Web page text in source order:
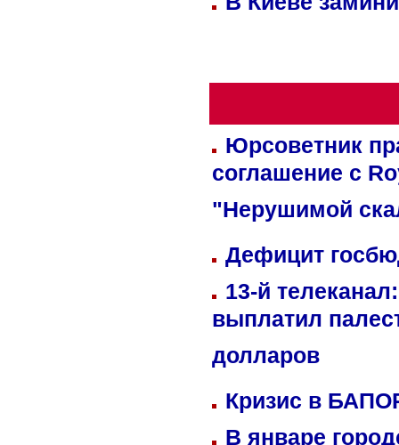
Юрсоветник
соглашение с
"Нерушимой
Дефицит
13-й
выплатил
долларов
Кризис в
В январе